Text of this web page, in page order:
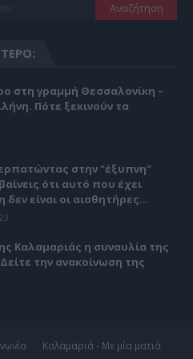
στη γραμμή Θεσσαλονίκη –
Πότε ξεκινούν τα
στην "έξυπνη"
ότι αυτό που έχει
είναι οι αισθητήρες...
Καλαμαριάς η συναυλία της
την ανακοίνωση της
Καλαμαριά - Με μία ματιά